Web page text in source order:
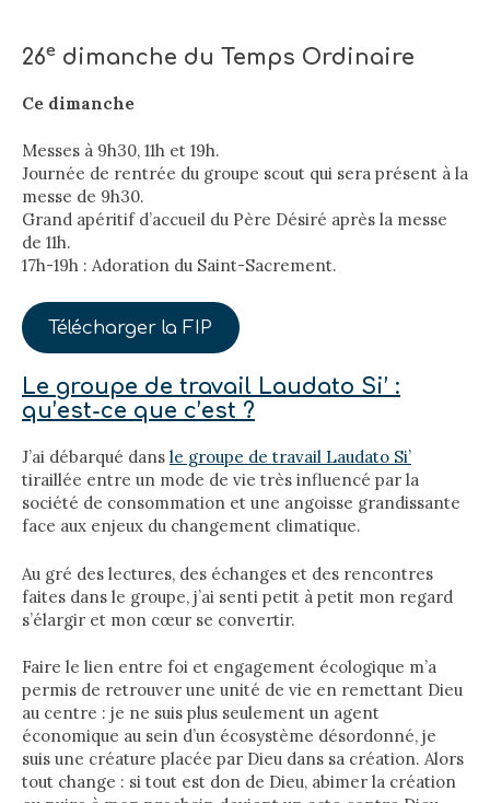
26e dimanche du Temps Ordinaire
Ce dimanche
Messes à 9h30, 11h et 19h.
Journée de rentrée du groupe scout qui sera présent à la
messe de 9h30.
Grand apéritif d’accueil du Père Désiré après la messe
de 11h.
17h-19h : Adoration du Saint-Sacrement.
Télécharger la FIP
Le groupe de travail Laudato Si’ :
qu’est-ce que c’est ?
J’ai débarqué dans le groupe de travail Laudato Si’
tiraillée entre un mode de vie très influencé par la
société de consommation et une angoisse grandissante
face aux enjeux du changement climatique.
Au gré des lectures, des échanges et des rencontres
faites dans le groupe, j’ai senti petit à petit mon regard
s’élargir et mon cœur se convertir.
Faire le lien entre foi et engagement écologique m’a
permis de retrouver une unité de vie en remettant Dieu
au centre : je ne suis plus seulement un agent
économique au sein d’un écosystème désordonné, je
suis une créature placée par Dieu dans sa création. Alors
tout change : si tout est don de Dieu, abimer la création